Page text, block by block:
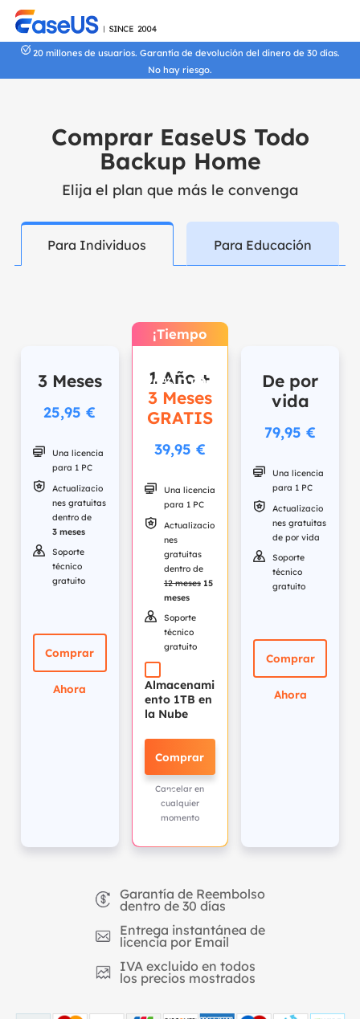
20 millones de usuarios. Garantía de devolución del dinero de 30 días.
No hay riesgo.
Comprar EaseUS Todo
Backup Home
Elija el plan que más le convenga
Para Individuos Para Educación
3 Meses
25,95 €

Una licencia
para 1 PC

Actualizacio
nes gratuitas
dentro de
3 meses

Soporte
técnico
gratuito
Comprar
Ahora
¡Tiempo
20% DTO !
1 Año +
3 Meses
GRATIS
39,95 €

Una licencia
para 1 PC

Actualizacio
nes
gratuitas
dentro de
12 meses 15
meses

Soporte
técnico
gratuito
Almacenami
ento 1TB en
la Nube
Comprar
Ahora
Cancelar en
cualquier
momento
De por
vida
79,95 €

Una licencia
para 1 PC

Actualizacio
nes gratuitas
de por vida

Soporte
técnico
gratuito
Comprar
Ahora
Garantía de Reembolso
dentro de 30 días
Entrega instantánea de
licencia por Email
IVA excluido en todos
los precios mostrados